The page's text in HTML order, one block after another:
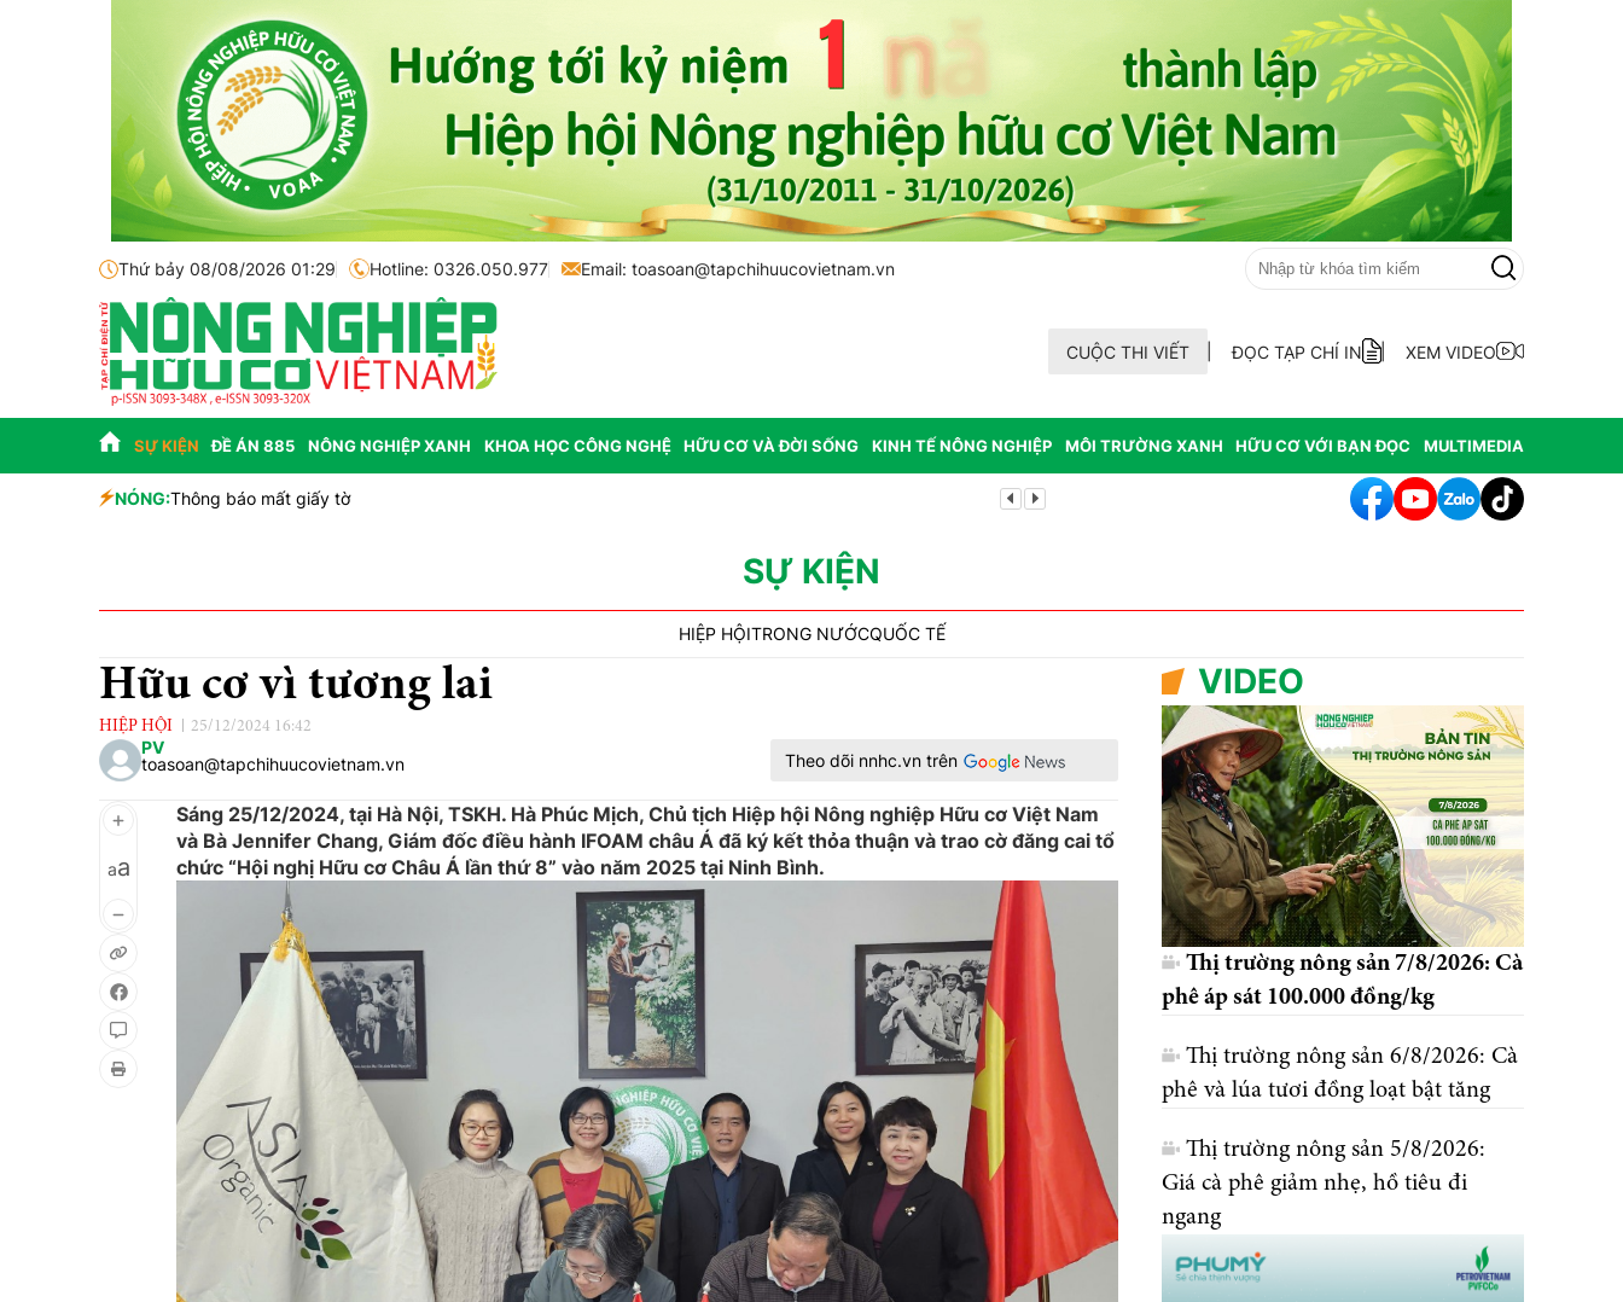
Thứ bảy 08/08/2026 01:29 Hotline: 0326.050.977 Email: toasoan@tapchihuucovietnam.vn
CUỘC THI VIẾT ĐỌC TẠP CHÍ IN XEM VIDEO
SỰ KIỆN ĐỀ ÁN 885 NÔNG NGHIỆP XANH KHOA HỌC CÔNG NGHỆ HỮU CƠ VÀ ĐỜI SỐNG KINH TẾ NÔNG NGHIỆP MÔI TRƯỜNG XANH HỮU CƠ VỚI BẠN ĐỌC MULTIMEDIA
NÓNG:Thông báo mất giấy tờ Lâm Đồng: Không hợp thức hóa diện tích đất vi phạm có nguồn gốc từ phá rừng
SỰ KIỆN
HIỆP HỘITRONG NƯỚCQUỐC TẾ
Hữu cơ vì tương lai
HIỆP HỘI 25/12/2024 16:42
PV
toasoan@tapchihuucovietnam.vn
Theo dõi nnhc.vn trên
aa
Sáng 25/12/2024, tại Hà Nội, TSKH. Hà Phúc Mịch, Chủ tịch Hiệp hội Nông nghiệp Hữu cơ Việt Nam
và Bà Jennifer Chang, Giám đốc điều hành IFOAM châu Á đã ký kết thỏa thuận và trao cờ đăng cai tổ
chức “Hội nghị Hữu cơ Châu Á lần thứ 8” vào năm 2025 tại Ninh Bình.
VIDEO
Thị trường nông sản 7/8/2026: Cà
phê áp sát 100.000 đồng/kg
Thị trường nông sản 6/8/2026: Cà
phê và lúa tươi đồng loạt bật tăng
Thị trường nông sản 5/8/2026:
Giá cà phê giảm nhẹ, hồ tiêu đi
ngang